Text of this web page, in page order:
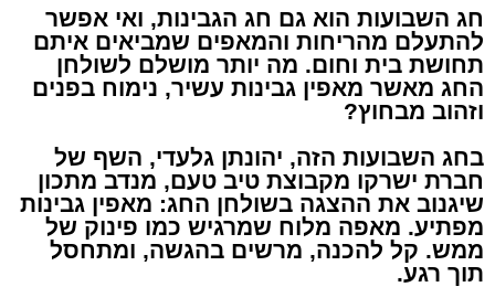
חג השבועות הוא גם חג הגבינות, ואי אפשר
להתעלם מהריחות והמאפים שמביאים איתם
תחושת בית וחום. מה יותר מושלם לשולחן
החג מאשר מאפין גבינות עשיר, נימוח בפנים
וזהוב מבחוץ?
בחג השבועות הזה, יהונתן גלעדי, השף של
חברת ישרקו מקבוצת טיב טעם, מנדב מתכון
שיגנוב את ההצגה בשולחן החג: מאפין גבינות
מפתיע. מאפה מלוח שמרגיש כמו פינוק של
ממש. קל להכנה, מרשים בהגשה, ומתחסל
תוך רגע.